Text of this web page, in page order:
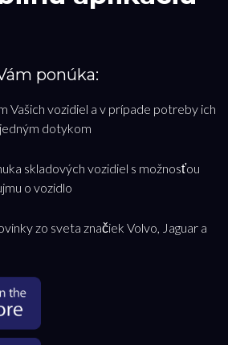
ponúka:
Vašich vozidiel a v prípade potreby ich
dotykom
skladových vozidiel s možnosťou
o vozidlo
zo sveta značiek Volvo, Jaguar a